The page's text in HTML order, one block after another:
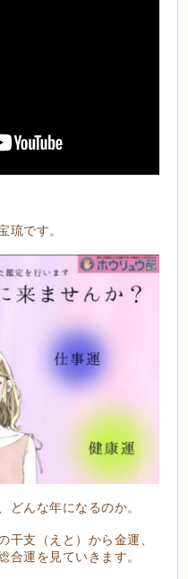
琉です。
どんな年になるのか。
干支（えと）から金運、
合運を見ていきます。